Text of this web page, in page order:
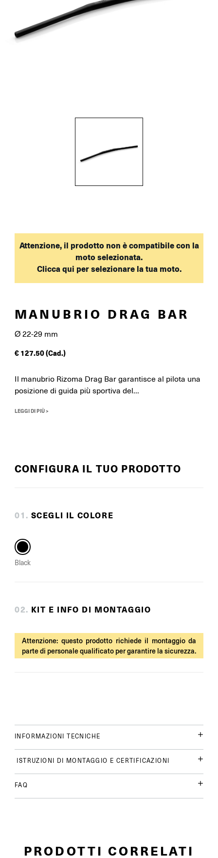
Attenzione, il prodotto non è compatibile con la
moto selezionata.
Clicca qui per selezionare la tua moto.
MANUBRIO DRAG BAR
Ø 22-29 mm
€ 127.50(Cad.)
Il manubrio Rizoma Drag Bar garantisce al pilota una
posizione di guida più sportiva del...
LEGGI DI PIÙ >
CONFIGURA IL TUO PRODOTTO
01 . SCEGLI IL COLORE
Black
02. KIT E INFO DI MONTAGGIO
Attenzione: questo prodotto richiede il montaggio da
parte di personale qualificato per garantire la sicurezza.
INFORMAZIONI TECNICHE
ISTRUZIONI DI MONTAGGIO E CERTIFICAZIONI
FAQ
PRODOTTI CORRELATI